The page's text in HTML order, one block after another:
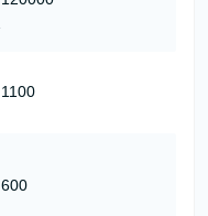
1100
600